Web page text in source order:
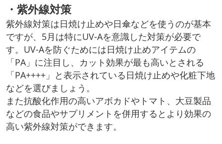
・紫外線対策
紫外線対策は日焼け止めや日傘などを使うのが基本
ですが、5月は特にUV-Aを意識した対策が必要で
す。UV-Aを防ぐためには日焼け止めアイテムの
「PA」に注目し、カット効果が最も高いとされる
「PA++++」と表示されている日焼け止めや化粧下地
などを選びましょう。
また抗酸化作用の高いアボカドやトマト、大豆製品
などの食品やサプリメントを併用するとより効果の
高い紫外線対策ができます。